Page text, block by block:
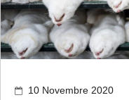
10 Novembre 2020